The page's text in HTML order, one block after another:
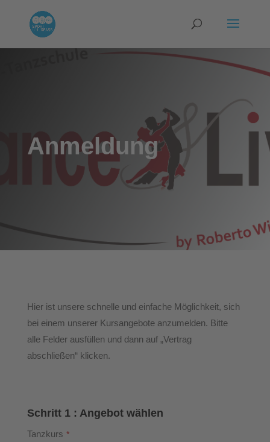
Anmeldung
Hier ist unsere schnelle und einfache Möglichkeit, sich
bei einem unserer Kursangebote anzumelden. Bitte
alle Felder ausfüllen und dann auf „Vertrag
abschließen“ klicken.
Schritt 1 : Angebot wählen
Tanzkurs *